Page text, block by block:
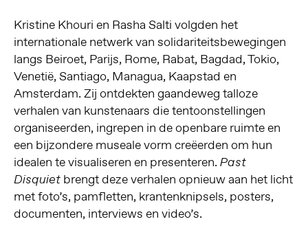
Kristine Khouri en Rasha Salti volgden het
internationale netwerk van solidariteitsbewegingen
langs Beiroet, Parijs, Rome, Rabat, Bagdad, Tokio,
Venetië, Santiago, Managua, Kaapstad en
Amsterdam. Zij ontdekten gaandeweg talloze
verhalen van kunstenaars die tentoonstellingen
organiseerden, ingrepen in de openbare ruimte en
een bijzondere museale vorm creëerden om hun
idealen te visualiseren en presenteren. Past
Disquietbrengt deze verhalen opnieuw aan het licht
met foto’s, pamfletten, krantenknipsels, posters,
documenten, interviews en video’s.